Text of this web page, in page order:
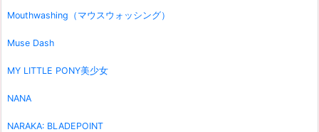
Mouthwashing（マウスウォッシング）
Muse Dash
MY LITTLE PONY美少女
NANA
NARAKA: BLADEPOINT